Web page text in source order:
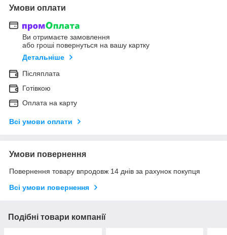
Умови оплати
Ви отримаєте замовлення
або гроші повернуться на вашу картку
Детальніше
Післяплата
Готівкою
Оплата на карту
Всі умови оплати
Умови повернення
Повернення товару впродовж 14 днів за рахунок покупця
Всі умови повернення
Подібні товари компанії